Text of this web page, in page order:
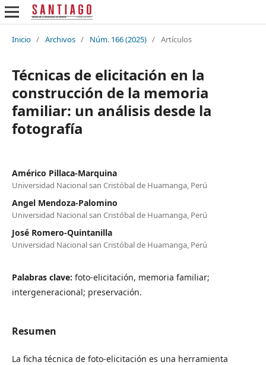
Inicio / Archivos / Núm. 166 (2025) / Artículos
Técnicas de elicitación en la
construcción de la memoria
familiar: un análisis desde la
fotografía
Américo Pillaca-Marquina
Universidad Nacional san Cristóbal de Huamanga, Perú
Angel Mendoza-Palomino
Universidad Nacional san Cristóbal de Huamanga, Perú
José Romero-Quintanilla
Universidad Nacional san Cristóbal de Huamanga, Perú
Palabras clave: foto-elicitación, memoria familiar;
intergeneracional; preservación.
Resumen
La ficha técnica de foto-elicitación es una herramienta